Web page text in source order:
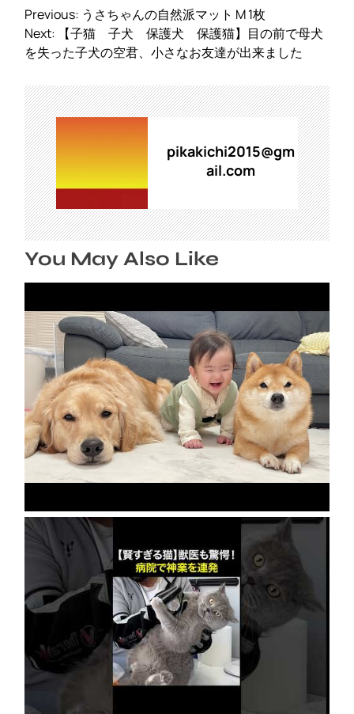
投
稿
ナ
ゲ
ー
シ
ョ
ン
Previous: うさちゃんの自然派マット M 1枚
Next:
【子猫 子犬 保護犬 保護猫】目の前で母犬
を失った子犬の空君、小さなお友達が出来ました
pikakichi2015@gm
ail.com
You May Also Like
急成長の裏には豆柴とゴールデンレトリバーの
協力がありました…
2026年8月8日
【賢すぎる猫】獣医も驚愕！病院で神業を連発
2026年8月6日